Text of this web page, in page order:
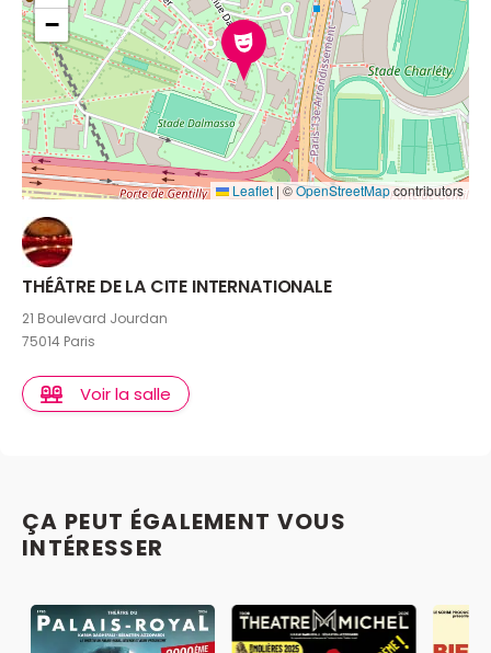
−
Leaflet | ©OpenStreetMapcontributors
THÉÂTRE DE LA CITE INTERNATIONALE
21 Boulevard Jourdan
75014 Paris
Voir la salle
ÇA PEUT ÉGALEMENT VOUS
INTÉRESSER